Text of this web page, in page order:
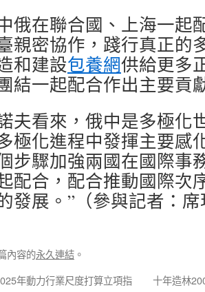
俄在聯合國、上海一起
親密協作，踐行真正的
和建設包養網供給更多
結一起配合作出主要貢
夫看來，俄中是多極化
極化進程中發揮主要感
步驟加強兩國在國際事
配合，配合推動國際次
發展。”（參與記者：
內容的永久連結 。
年動力行業尺度打算立項指
十年造林